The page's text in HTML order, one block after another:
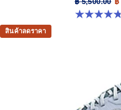
4.8 จาก 5 ดาว 141 รีวิว
สินค้าลดราคา